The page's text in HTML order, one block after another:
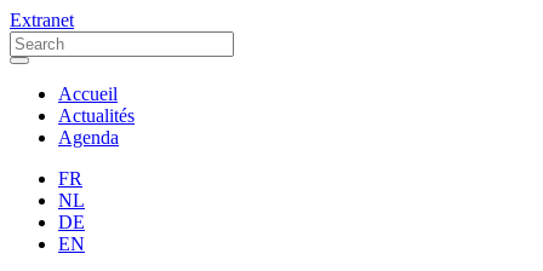
Extranet
Accueil
Actualités
Agenda
FR
NL
DE
EN